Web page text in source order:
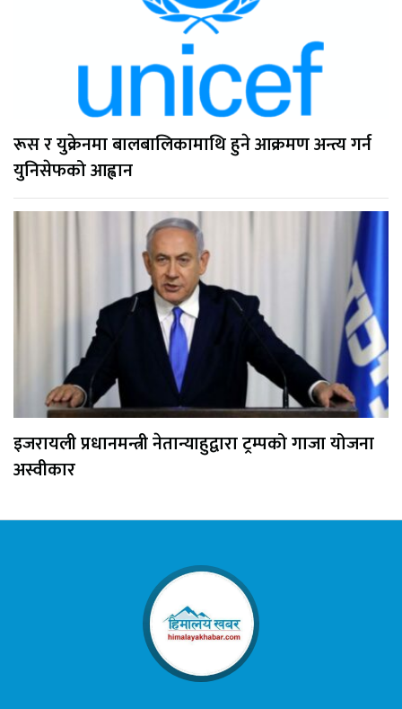
रूस र युक्रेनमा बालबालिकामाथि हुने आक्रमण अन्त्य गर्न
युनिसेफको आह्वान
इजरायली प्रधानमन्त्री नेतान्याहुद्वारा ट्रम्पको गाजा योजना
अस्वीकार